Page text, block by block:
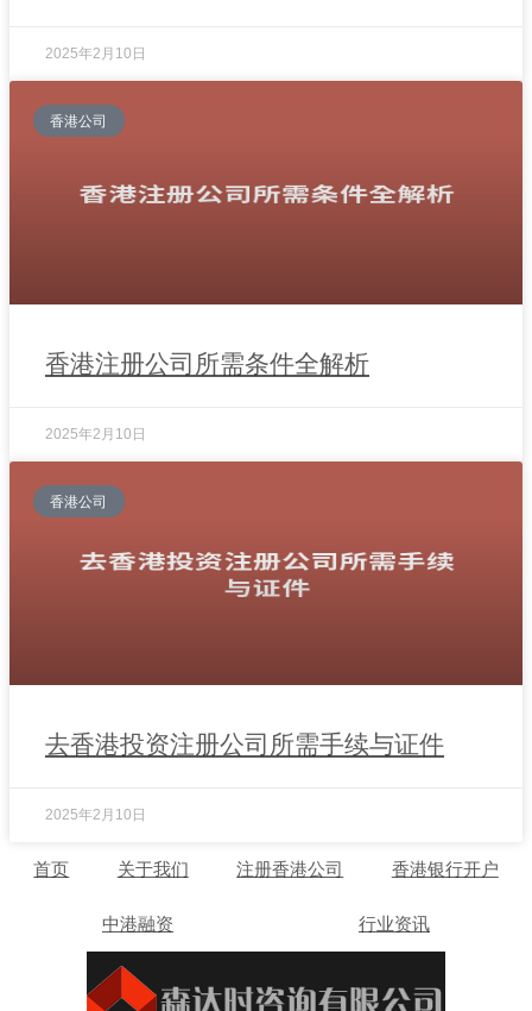
2025年2月10日
香港公司
香港注册公司所需条件全解析
2025年2月10日
香港公司
去香港投资注册公司所需手续与证件
2025年2月10日
首页 关于我们 注册香港公司 香港银行开户
中港融资 行业资讯